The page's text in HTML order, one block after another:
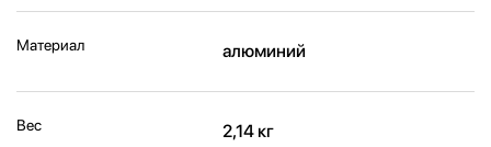
Материал алюминий
Вес 2,14 кг